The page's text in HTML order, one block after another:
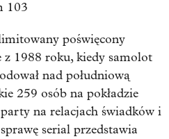
poświęcony
1988 roku, kiedy samolot
nad południową
259 osób na pokładzie
na relacjach świadków i
serial przedstawia